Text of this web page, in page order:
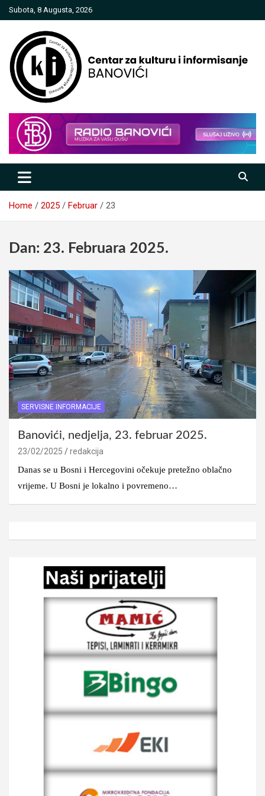
Skip
to
Subota, 8 Augusta, 2026
Centar za kulturu i informisanje
Banovići
Home 2025 Februar 23
Dan: 23. Februara 2025.
SERVISNE INFORMACIJE
Banovići, nedjelja, 23. februar 2025.
23/02/2025
redakcija
Danas se u Bosni i Hercegovini očekuje pretežno oblačno
vrijeme. U Bosni je lokalno i povremeno…